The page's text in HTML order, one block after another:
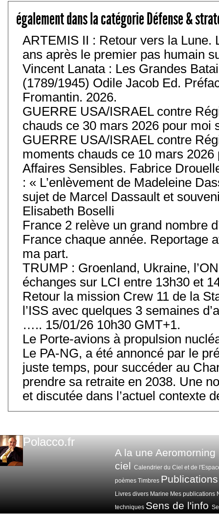
également dans la catégorie Défense &
ARTEMIS II : Retour vers la Lune.
ans après le premier pas humain
Vincent Lanata : Les Grandes
(1789/1945) Odile Jacob Ed.
Fromantin. 2026.
GUERRE USA/ISRAEL contre
chauds ce 30 mars 2026 pour moi
GUERRE USA/ISRAEL contre
moments chauds ce 10 mars
Affaires Sensibles. Fabrice
: « L’enlèvement de Madeleine
sujet de Marcel Dassault et
Elisabeth Boselli
France 2 relève un grand nombre
France chaque année. Reportage
ma part.
TRUMP : Groenland, Ukraine,
échanges sur LCI entre 13h30 et
Retour la mission Crew 11 de la
l’ISS avec quelques 3 semaines
….. 15/01/26 10h30 GMT+1.
Le Porte-avions à propulsion
Le PA-NG, a été annoncé par le
juste temps, pour succéder au
prendre sa retraite en 2038. Une
et discutée dans l’actuel contexte
Polacco.fr
A la une Aeromorning
ciel Calendrier du Ciel et de
poèmes Timbres Publications
Livres divers Marine Mes publications
techniques Sens de l'info